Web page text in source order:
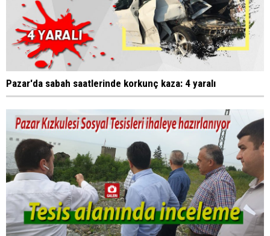
Pazar'da sabah saatlerinde korkunç kaza: 4 yaralı